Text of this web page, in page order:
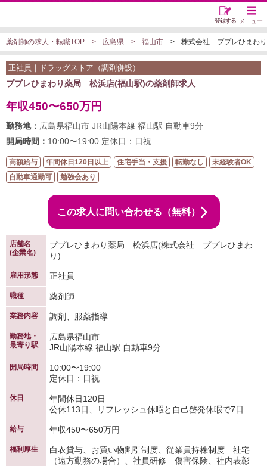
メニュー
登録する
薬剤師の求人・転職TOP 広島県 福山市 株式会社 ププレひまわり
正社員｜ドラッグストア（調剤併設）
ププレひまわり薬局 松浜店(福山駅)の薬剤師求人
年収450〜650万円
勤務地： 広島県福山市 JR山陽本線 福山駅 自動車9分
開局時間： 10:00〜19:00 定休日：日祝
高額給与 年間休日120日以上 住宅手当・支援 転勤なし
未経験者OK
自動車通勤可
勉強会あり
この求人に問い合わせる（無料）
店舗名
(企業名)
ププレひまわり薬局 松浜店(株式会社 ププレひまわ
り)
雇用形態 正社員
職種 薬剤師
業務内容 調剤、服薬指導
勤務地・
最寄り駅
広島県福山市
JR山陽本線 福山駅 自動車9分
開局時間
10:00〜19:00
定休日：日祝
休日
年間休日120日
公休113日、リフレッシュ休暇と自己啓発休暇で7日
給与 年収450〜650万円
福利厚生
白衣貸与、お買い物割引制度、従業員持株制度 社宅
（遠方勤務の場合）、社員研修 傷害保険、社内表彰